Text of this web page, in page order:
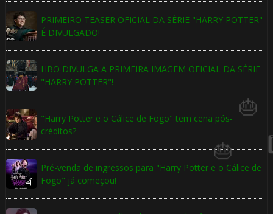
PRIMEIRO TEASER OFICIAL DA SÉRIE "HARRY POTTER"
É DIVULGADO!
HBO DIVULGA A PRIMEIRA IMAGEM OFICIAL DA SÉRIE
"HARRY POTTER"!
"Harry Potter e o Cálice de Fogo" tem cena pós-
créditos?
Pré-venda de ingressos para "Harry Potter e o Cálice de
Fogo" já começou!
🎂